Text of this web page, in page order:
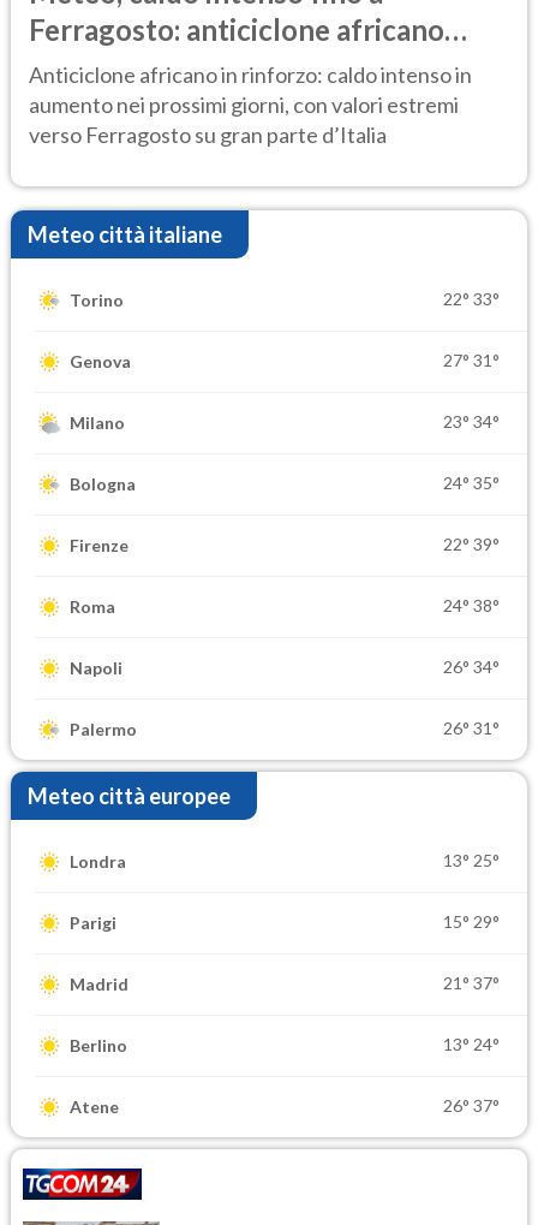
Ferragosto: anticiclone africano
ancora protagonista
Anticiclone africano in rinforzo: caldo intenso in
aumento nei prossimi giorni, con valori estremi
verso Ferragosto su gran parte d’Italia
Meteo città italiane
Torino 22° 33°
Genova 27° 31°
Milano 23° 34°
Bologna 24° 35°
Firenze 22° 39°
Roma 24° 38°
Napoli 26° 34°
Palermo 26° 31°
Meteo città europee
Londra 13° 25°
Parigi 15° 29°
Madrid 21° 37°
Berlino 13° 24°
Atene 26° 37°